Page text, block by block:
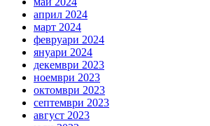
април 2024
март 2024
февруари 2024
януари 2024
декември 2023
ноември 2023
октомври 2023
септември 2023
август 2023